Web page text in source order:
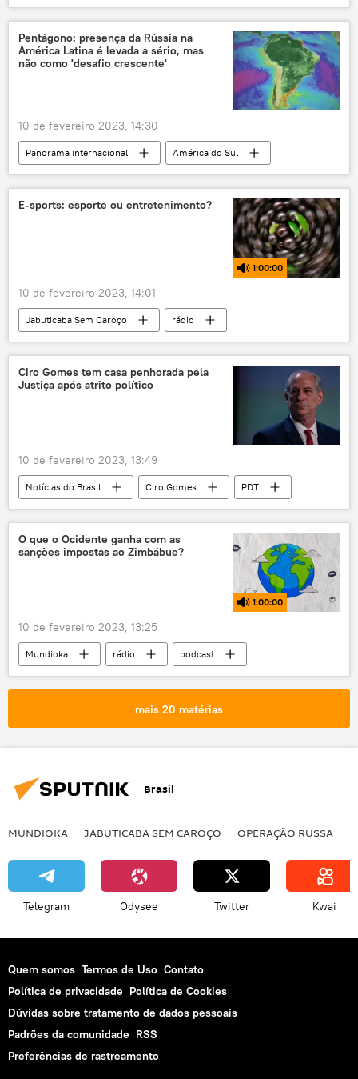
Moscou
Zaporozhie
usina nuclear
Kiev
Agência Internacional de Energia Atômica (AIEA)
Pentágono: presença da Rússia na
América Latina é levada a sério, mas
não como 'desafio crescente'
10 de fevereiro 2023, 14:30
Panorama internacional
América do Sul
América do Norte
América Latina
América Central
Américas
EUA
Departamento de Defesa dos EUA
Estados Unidos
E-sports: esporte ou entretenimento?
1:00:00
10 de fevereiro 2023, 14:01
Jabuticaba Sem Caroço
rádio
podcast
comportamento
Esportes
Eduardo Paes
entretenimento
Sociedade
Brasil
Ciro Gomes tem casa penhorada pela
Justiça após atrito político
10 de fevereiro 2023, 13:49
Notícias do Brasil Ciro Gomes
PDT
Fernando Holliday
São Paulo
indenizações
O que o Ocidente ganha com as
sanções impostas ao Zimbábue?
1:00:00
10 de fevereiro 2023, 13:25
Mundioka rádio
podcast
Zimbábue
África
sanções
reforma agrária
EUA
mais 20 matérias
Brasil
MUNDIOKA JABUTICABA SEM CAROÇO OPERAÇÃO RUSSA
Telegram Odysee Twitter Kwai
Quem somos Termos de Uso Contato
Política de privacidade Política de Cookies
Dúvidas sobre tratamento de dados pessoais
Padrões da comunidade RSS
Preferências de rastreamento